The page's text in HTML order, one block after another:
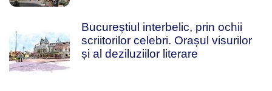
Bucureștiul interbelic, prin ochii
scriitorilor celebri. Orașul visurilor
și al deziluziilor literare